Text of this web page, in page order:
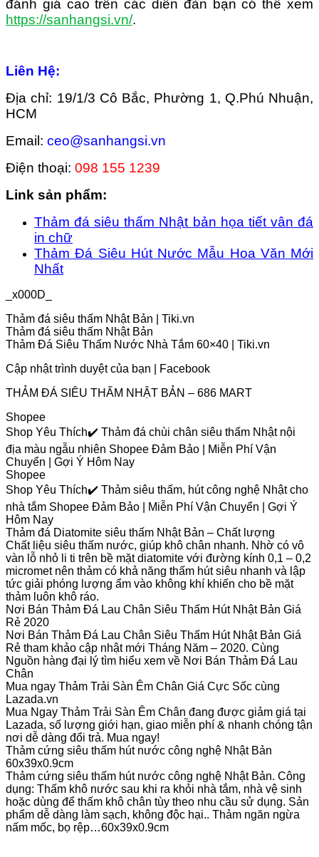
đánh giá cao trên các diễn đàn bạn có thể xem
https://sanhangsi.vn/.
Liên Hệ:
Địa chỉ: 19/1/3 Cô Bắc, Phường 1, Q.Phú Nhuận,
HCM
Email: ceo@sanhangsi.vn
Điện thoại: 098 155 1239
Link sản phẩm:
Thảm đá siêu thấm Nhật bản họa tiết vân đá
in chữ
Thảm Đá Siêu Hút Nước Mẫu Hoa Văn Mới
Nhất
_x000D_
Thảm đá siêu thấm Nhật Bản | Tiki.vn
Thảm đá siêu thấm Nhật Bản
Thảm Đá Siêu Thấm Nước Nhà Tắm 60×40 | Tiki.vn
Cập nhật trình duyệt của bạn | Facebook
THẢM ĐÁ SIÊU THẤM NHẬT BẢN – 686 MART
Shopee
Shop Yêu Thích✔️ Thảm đá chùi chân siêu thấm Nhật nội
địa màu ngẫu nhiên Shopee Đảm Bảo | Miễn Phí Vận
Chuyển | Gợi Ý Hôm Nay
Shopee
Shop Yêu Thích✔️ Thảm siêu thấm, hút công nghệ Nhật cho
nhà tắm Shopee Đảm Bảo | Miễn Phí Vận Chuyển | Gợi Ý
Hôm Nay
Thảm đá Diatomite siêu thấm Nhật Bản – Chất lượng
Chất liệu siêu thấm nước, giúp khô chân nhanh. Nhờ có vô
vàn lỗ nhỏ li ti trên bề mặt diatomite với đường kính 0,1 – 0,2
micromet nên thảm có khả năng thấm hút siêu nhanh và lập
tức giải phóng lượng ẩm vào không khí khiến cho bề mặt
thảm luôn khô ráo.
Nơi Bán Thảm Đá Lau Chân Siêu Thấm Hút Nhật Bản Giá
Rẻ 2020
Nơi Bán Thảm Đá Lau Chân Siêu Thấm Hút Nhật Bản Giá
Rẻ tham khảo cập nhật mới Tháng Năm – 2020. Cùng
Nguồn hàng đại lý tìm hiểu xem về Nơi Bán Thảm Đá Lau
Chân
Mua ngay Thảm Trải Sàn Êm Chân Giá Cực Sốc cùng
Lazada.vn
Mua Ngay Thảm Trải Sàn Êm Chân đang được giảm giá tại
Lazada, số lượng giới hạn, giao miễn phí & nhanh chóng tận
nơi dễ dàng đổi trả. Mua ngay!
Thảm cứng siêu thấm hút nước công nghệ Nhật Bản
60x39x0.9cm
Thảm cứng siêu thấm hút nước công nghệ Nhật Bản. Công
dụng: Thấm khô nước sau khi ra khỏi nhà tắm, nhà vệ sinh
hoặc dùng để thấm khô chân tùy theo nhu cầu sử dụng. Sản
phẩm dễ dàng làm sạch, không độc hại.. Thảm ngăn ngừa
nấm mốc, bọ rệp…60x39x0.9cm